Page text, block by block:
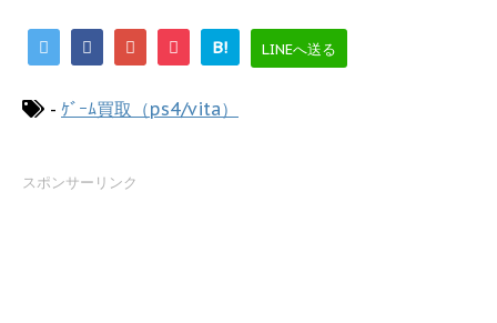
B! LINEへ送る
- ｹﾞｰﾑ買取（ps4/vita）
スポンサーリンク